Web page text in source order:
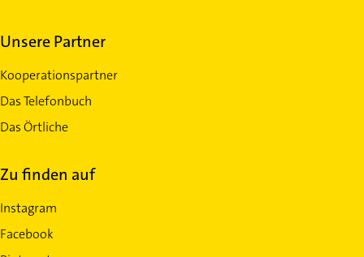
Unsere Partner
Kooperationspartner
Das Telefonbuch
Das Örtliche
Zu finden auf
Instagram
Facebook